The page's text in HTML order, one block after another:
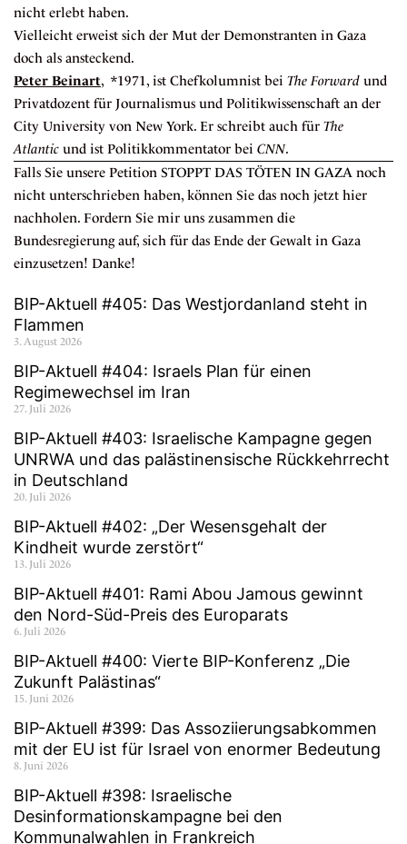
nicht erlebt haben.
Vielleicht erweist sich der Mut der Demonstranten in Gaza
doch als ansteckend.
Peter Beinart, *1971, ist Chefkolumnist bei The Forward und
Privatdozent für Journalismus und Politikwissenschaft an der
City University von New York. Er schreibt auch für The
Atlantic und ist Politikkommentator bei CNN.
Falls Sie unsere Petition STOPPT DAS TÖTEN IN GAZA noch
nicht unterschrieben haben, können Sie das noch jetzt hier
nachholen. Fordern Sie mir uns zusammen die
Bundesregierung auf, sich für das Ende der Gewalt in Gaza
einzusetzen! Danke!
BIP-Aktuell #405: Das Westjordanland steht in
Flammen
3. August 2026
BIP-Aktuell #404: Israels Plan für einen
Regimewechsel im Iran
27. Juli 2026
BIP-Aktuell #403: Israelische Kampagne gegen
UNRWA und das palästinensische Rückkehrrecht
in Deutschland
20. Juli 2026
BIP-Aktuell #402: „Der Wesensgehalt der
Kindheit wurde zerstört“
13. Juli 2026
BIP-Aktuell #401: Rami Abou Jamous gewinnt
den Nord-Süd-Preis des Europarats
6. Juli 2026
BIP-Aktuell #400: Vierte BIP-Konferenz „Die
Zukunft Palästinas“
15. Juni 2026
BIP-Aktuell #399: Das Assoziierungsabkommen
mit der EU ist für Israel von enormer Bedeutung
8. Juni 2026
BIP-Aktuell #398: Israelische
Desinformationskampagne bei den
Kommunalwahlen in Frankreich